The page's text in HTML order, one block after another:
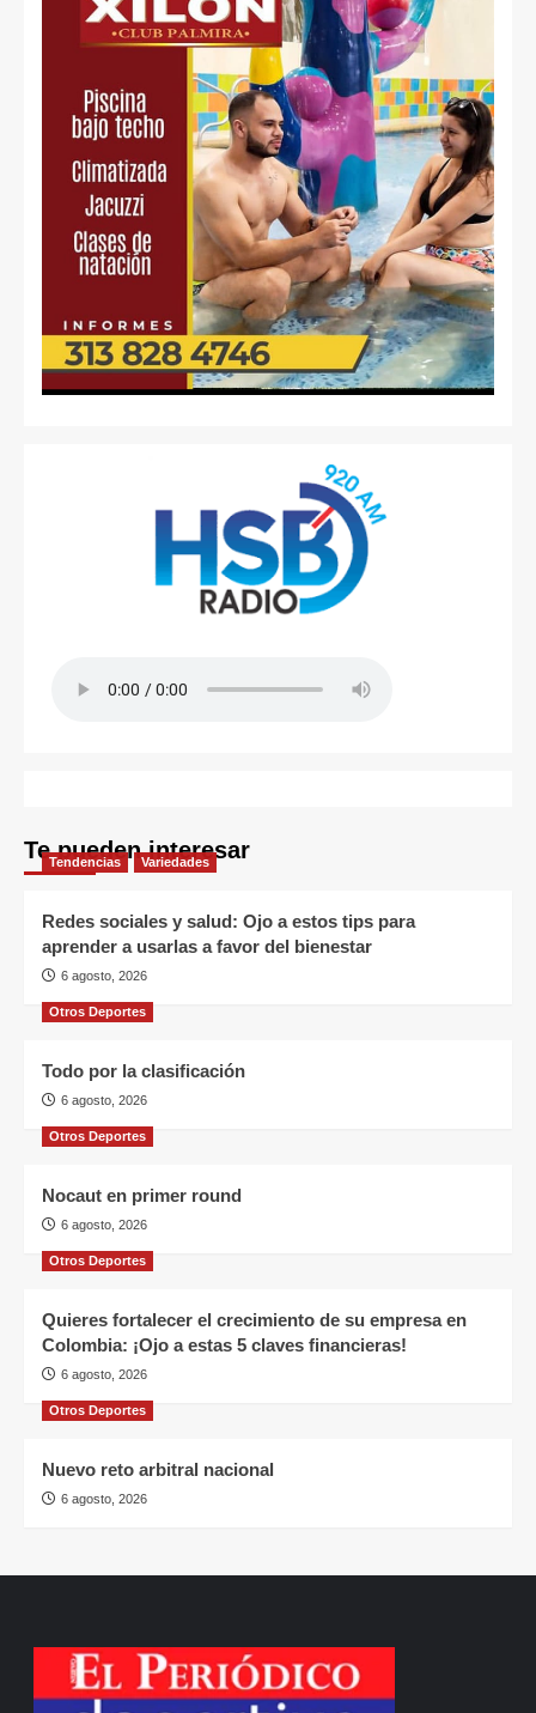
Te pueden interesar
Tendencias Variedades
Redes sociales y salud: Ojo a estos tips para
aprender a usarlas a favor del bienestar
6 agosto, 2026
Otros Deportes
Todo por la clasificación
6 agosto, 2026
Otros Deportes
Nocaut en primer round
6 agosto, 2026
Otros Deportes
Quieres fortalecer el crecimiento de su empresa en
Colombia: ¡Ojo a estas 5 claves financieras!
6 agosto, 2026
Otros Deportes
Nuevo reto arbitral nacional
6 agosto, 2026